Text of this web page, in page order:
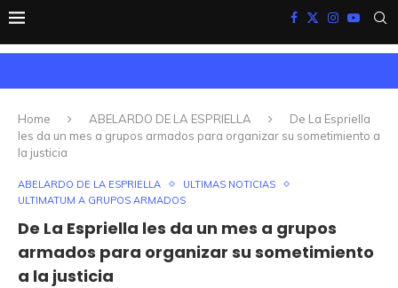
Home ABELARDO DE LA ESPRIELLA
De La Espriella
les da un mes a grupos armados para organizar su sometimiento a
la justicia
ABELARDO DE LA ESPRIELLA
ULTIMAS NOTICIAS
ULTIMATUM A GRUPOS ARMADOS
De La Espriella les da un mes a grupos
armados para organizar su sometimiento
a la justicia